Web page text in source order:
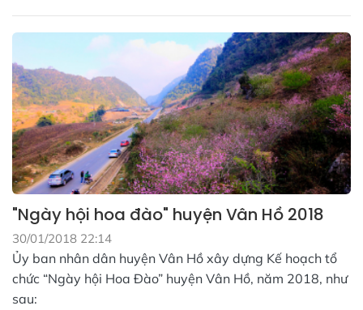
"Ngày hội hoa đào" huyện Vân Hồ 2018
30/01/2018 22:14
Ủy ban nhân dân huyện Vân Hồ xây dựng Kế hoạch tổ
chức “Ngày hội Hoa Đào” huyện Vân Hồ, năm 2018, như
sau: